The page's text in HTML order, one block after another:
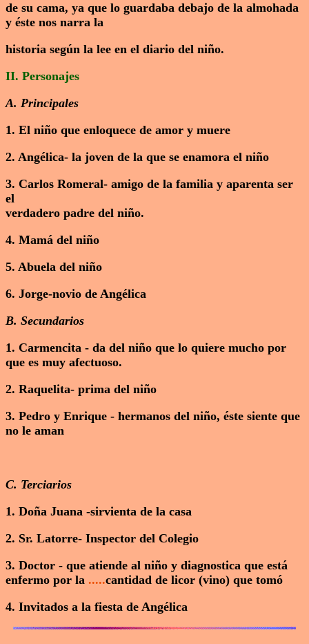
de su cama, ya que lo guardaba debajo de la almohada
y éste nos narra la
historia según la lee en el diario del niño.
II. Personajes
A. Principales
1. El niño que enloquece de amor y muere
2. Angélica- la joven de la que se enamora el niño
3. Carlos Romeral- amigo de la familia y aparenta ser
el
verdadero padre del niño.
4. Mamá del niño
5. Abuela del niño
6. Jorge-novio de Angélica
B. Secundarios
1. Carmencita - da del niño que lo quiere mucho por
que es muy afectuoso.
2. Raquelita- prima del niño
3. Pedro y Enrique - hermanos del niño, éste siente que
no le aman
C. Terciarios
1. Doña Juana -sirvienta de la casa
2. Sr. Latorre- Inspector del Colegio
3. Doctor - que atiende al niño y diagnostica que está
enfermo por la .....cantidad de licor (vino) que tomó
4. Invitados a la fiesta de Angélica